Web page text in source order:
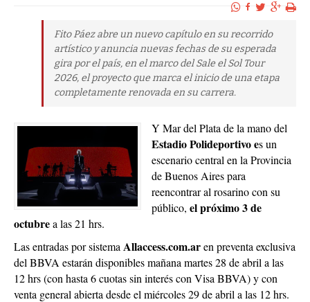
Fito Páez abre un nuevo capítulo en su recorrido
artístico y anuncia nuevas fechas de su esperada
gira por el país, en el marco del Sale el Sol Tour
2026, el proyecto que marca el inicio de una etapa
completamente renovada en su carrera.
Y Mar del Plata de la mano del
Estadio Polideportivo es un
escenario central en la Provincia
de Buenos Aires para
reencontrar al rosarino con su
público, el próximo 3 de
octubrea las 21 hrs.
Las entradas por sistema Allaccess.com.aren preventa exclusiva
del BBVA estarán disponibles mañana martes 28 de abril a las
12 hrs (con hasta 6 cuotas sin interés con Visa BBVA) y con
venta general abierta desde el miércoles 29 de abril a las 12 hrs.